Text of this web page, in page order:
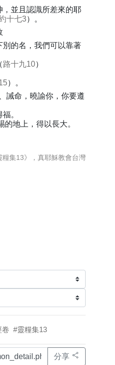
，並且認識所差來的耶
十七3）。
別的名，我們可以靠著
路十九10）
）。
誡命，曉諭你，你要遵
。
的地上，得以長大。
集13》，真耶穌教會台灣
卷 #靈糧集13
分享